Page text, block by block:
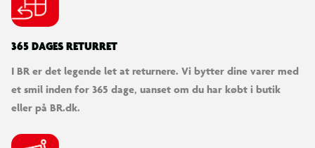
365 DAGES RETURRET
I BR er det legende let at returnere. Vi bytter dine varer med
et smil inden for 365 dage, uanset om du har købt i butik
eller på BR.dk.